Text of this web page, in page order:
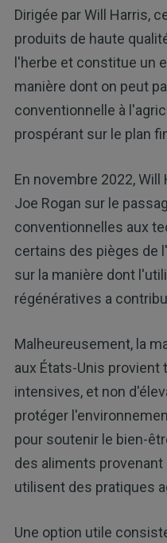
Dirigée par Will Harris,
produits de haute
l'herbe et constitue un
manière dont on peut
conventionnelle à
prospérant sur le plan
En novembre 2022,
Joe Rogan sur le
conventionnelles aux
certains des pièges de
sur la manière dont
régénératives a
Malheureusement, la
aux États-Unis
intensives, et non
protéger
pour soutenir le bien-
des aliments
utilisent des pratiques
Une option utile